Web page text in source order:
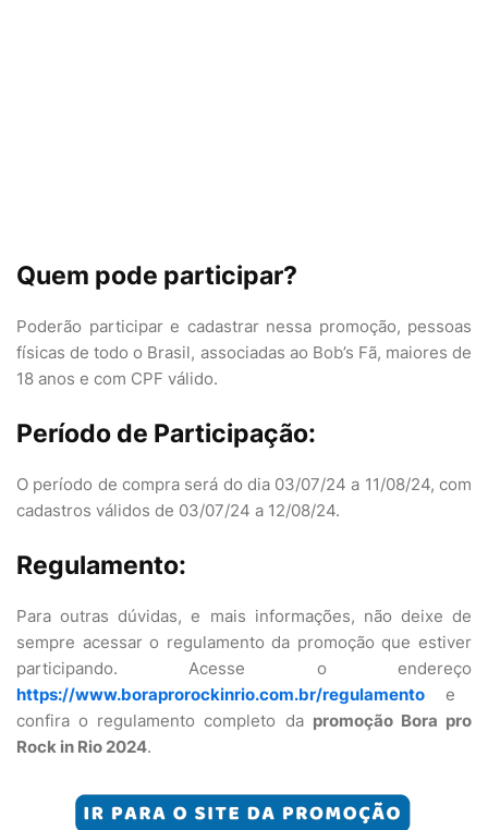
Quem pode participar?
Poderão participar e cadastrar nessa promoção, pessoas
físicas de todo o Brasil, associadas ao Bob’s Fã, maiores de
18 anos e com CPF válido.
Período de Participação:
O período de compra será do dia 03/07/24 a 11/08/24, com
cadastros válidos de 03/07/24 a 12/08/24.
Regulamento:
Para outras dúvidas, e mais informações, não deixe de
sempre acessar o regulamento da promoção que estiver
participando. Acesse o endereço
https://www.boraprorockinrio.com.br/regulamento e
confira o regulamento completo da promoção Bora pro
Rock in Rio 2024.